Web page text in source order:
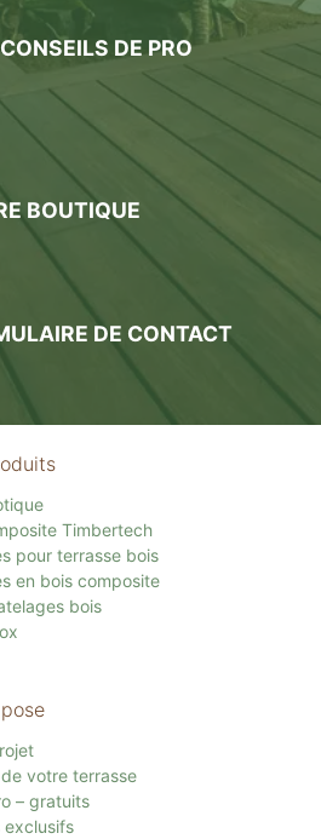
DE PRO
BOUTIQUE
DE CONTACT
Timbertech
pour terrasse bois
en bois composite
bois
votre terrasse
– gratuits
exclusifs